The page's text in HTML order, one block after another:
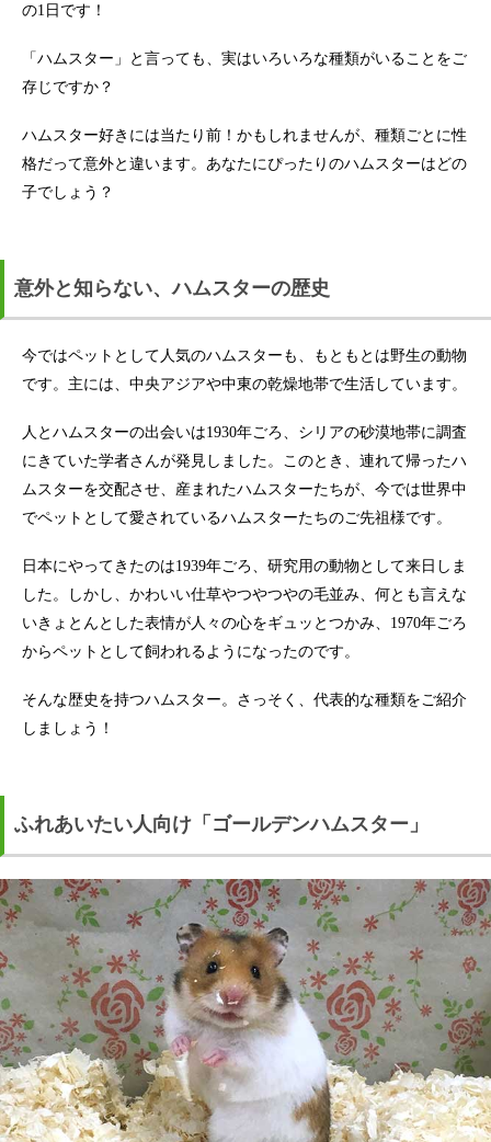
の1日です！
「ハムスター」と言っても、実はいろいろな種類がいることをご
存じですか？
ハムスター好きには当たり前！かもしれませんが、種類ごとに性
格だって意外と違います。あなたにぴったりのハムスターはどの
子でしょう？
意外と知らない、ハムスターの歴史
今ではペットとして人気のハムスターも、もともとは野生の動物
です。主には、中央アジアや中東の乾燥地帯で生活しています。
人とハムスターの出会いは1930年ごろ、シリアの砂漠地帯に調査
にきていた学者さんが発見しました。このとき、連れて帰ったハ
ムスターを交配させ、産まれたハムスターたちが、今では世界中
でペットとして愛されているハムスターたちのご先祖様です。
日本にやってきたのは1939年ごろ、研究用の動物として来日しま
した。しかし、かわいい仕草やつやつやの毛並み、何とも言えな
いきょとんとした表情が人々の心をギュッとつかみ、1970年ごろ
からペットとして飼われるようになったのです。
そんな歴史を持つハムスター。さっそく、代表的な種類をご紹介
しましょう！
ふれあいたい人向け「ゴールデンハムスター」